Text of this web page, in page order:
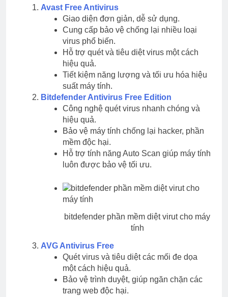
Avast Free Antivirus
Giao diện đơn giản, dễ sử dụng.
Cung cấp bảo vệ chống lại nhiều loại
virus phổ biến.
Hỗ trợ quét và tiêu diệt virus một cách
hiệu quả.
Tiết kiệm năng lượng và tối ưu hóa hiệu
suất máy tính.
Bitdefender Antivirus Free Edition
Công nghệ quét virus nhanh chóng và
hiệu quả.
Bảo vệ máy tính chống lại hacker, phần
mềm độc hại.
Hỗ trợ tính năng Auto Scan giúp máy tính
luôn được bảo vệ tối ưu.
bitdefender phần mềm diệt virut cho máy
tính
AVG Antivirus Free
Quét virus và tiêu diệt các mối đe dọa
một cách hiệu quả.
Bảo vệ trình duyệt, giúp ngăn chặn các
trang web độc hại.